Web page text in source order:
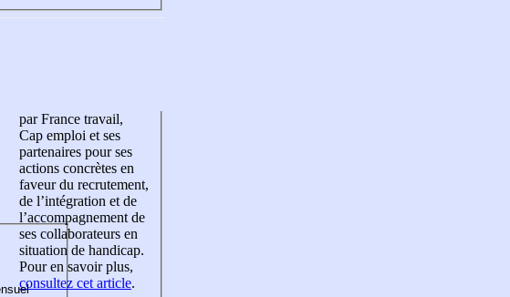
par France travail,
Cap emploi et ses
partenaires pour ses
actions concrètes en
faveur du recrutement,
de l’intégration et de
l’accompagnement de
ses collaborateurs en
situation de handicap.
Pour en savoir plus,
consultez cet article.